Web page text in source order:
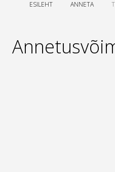
ESILEHT ANNETA